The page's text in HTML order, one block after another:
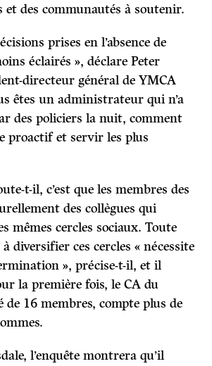
et des communautés à soutenir.
prises en l’absence de
éclairés », déclare Peter
directeur général de YMCA
êtes un administrateur qui n’a
des policiers la nuit, comment
proactif et servir les plus
t-il, c’est que les membres des
des collègues qui
mêmes cercles sociaux. Toute
diversifier ces cercles « nécessite
», précise-t-il, et il
la première fois, le CA du
de 16 membres, compte plus de
l’enquête montrera qu’il